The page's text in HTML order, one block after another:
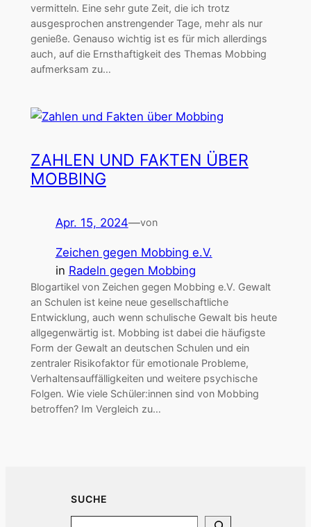
vermitteln. Eine sehr gute Zeit, die ich trotz
ausgesprochen anstrengender Tage, mehr als nur
genieße. Genauso wichtig ist es für mich allerdings
auch, auf die Ernsthaftigkeit des Themas Mobbing
aufmerksam zu…
ZAHLEN UND FAKTEN ÜBER
MOBBING
Apr. 15, 2024—von
Zeichen gegen Mobbing e.V.
in Radeln gegen Mobbing
Blogartikel von Zeichen gegen Mobbing e.V. Gewalt
an Schulen ist keine neue gesellschaftliche
Entwicklung, auch wenn schulische Gewalt bis heute
allgegenwärtig ist. Mobbing ist dabei die häufigste
Form der Gewalt an deutschen Schulen und ein
zentraler Risikofaktor für emotionale Probleme,
Verhaltensauffälligkeiten und weitere psychische
Folgen. Wie viele Schüler:innen sind von Mobbing
betroffen? Im Vergleich zu…
SUCHE